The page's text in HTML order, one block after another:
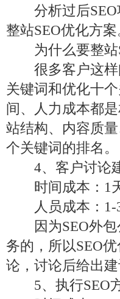
分析过后SEO
整站SEO优化方案
为什么要整站
很多客户这样
关键词和优化十
间、人力成本都
站结构、内容质
个关键词的排名。
4、客户讨论
时间成本：1
人员成本：1-
因为SEO外包
务的，所以SEO
论，讨论后给出建
5、执行SEO